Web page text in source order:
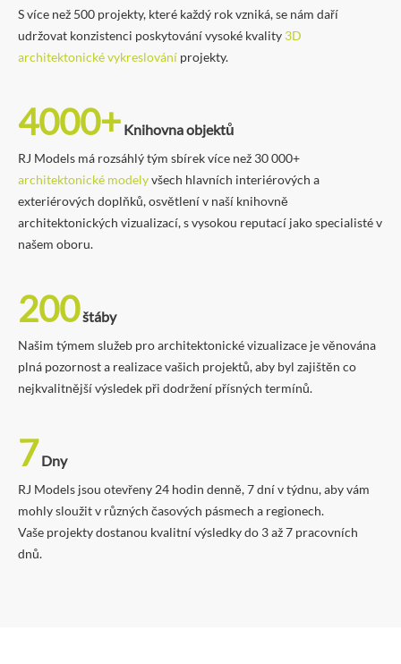
S více než 500 projekty, které každý rok vzniká, se nám daří
udržovat konzistenci poskytování vysoké kvality 3D
architektonické vykreslování projekty.
4000+ Knihovna objektů
RJ Models má rozsáhlý tým sbírek více než 30 000+
architektonické modelyvšech hlavních interiérových a
exteriérových doplňků, osvětlení v naší knihovně
architektonických vizualizací, s vysokou reputací jako specialisté v
našem oboru.
200štáby
Našim týmem služeb pro architektonické vizualizace je věnována
plná pozornost a realizace vašich projektů, aby byl zajištěn co
nejkvalitnější výsledek při dodržení přísných termínů.
7 Dny
RJ Models jsou otevřeny 24 hodin denně, 7 dní v týdnu, aby vám
mohly sloužit v různých časových pásmech a regionech.
Vaše projekty dostanou kvalitní výsledky do 3 až 7 pracovních
dnů.